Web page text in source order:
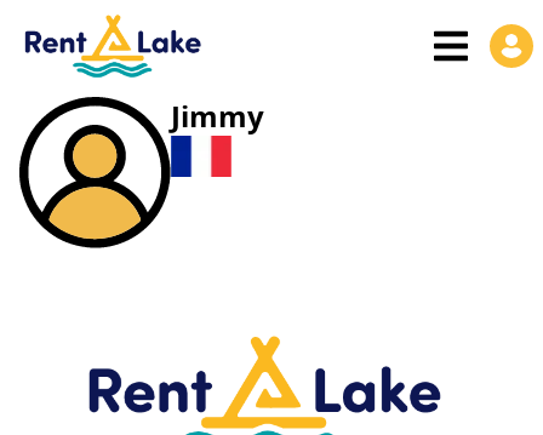
Jimmy